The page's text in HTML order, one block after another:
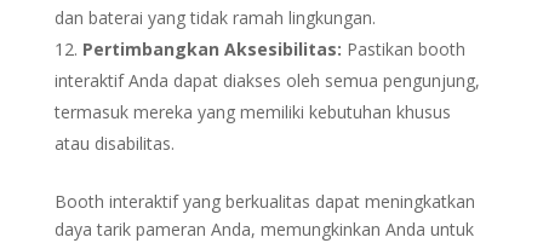
dan baterai yang tidak ramah lingkungan.
Pertimbangkan Aksesibilitas: Pastikan booth
interaktif Anda dapat diakses oleh semua pengunjung,
termasuk mereka yang memiliki kebutuhan khusus
atau disabilitas.
Booth interaktif yang berkualitas dapat meningkatkan
daya tarik pameran Anda, memungkinkan Anda untuk